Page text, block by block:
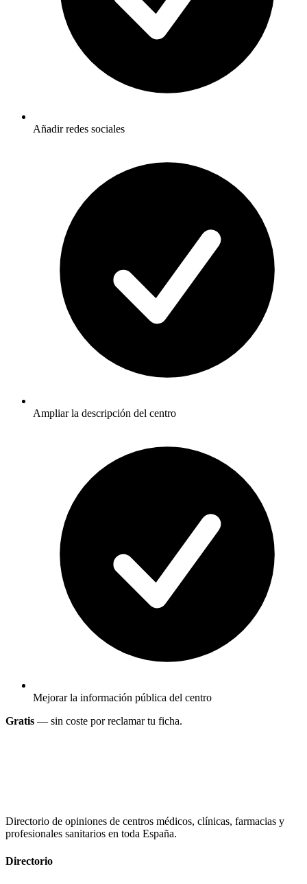
Añadir redes sociales
Ampliar la descripción del centro
Mejorar la información pública del centro
Gratis — sin coste por reclamar tu ficha.
Directorio de opiniones de centros médicos, clínicas, farmacias y
profesionales sanitarios en toda España.
Directorio